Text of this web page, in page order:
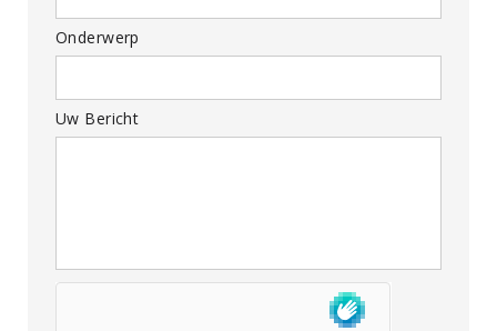
Onderwerp
Uw Bericht